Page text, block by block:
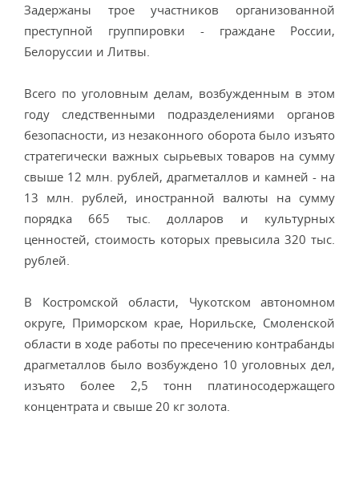
Задержаны трое участников организованной
преступной группировки - граждане России,
Белоруссии и Литвы.
Всего по уголовным делам, возбужденным в этом
году следственными подразделениями органов
безопасности, из незаконного оборота было изъято
стратегически важных сырьевых товаров на сумму
свыше 12 млн. рублей, драгметаллов и камней - на
13 млн. рублей, иностранной валюты на сумму
порядка 665 тыс. долларов и культурных
ценностей, стоимость которых превысила 320 тыс.
рублей.
В Костромской области, Чукотском автономном
округе, Приморском крае, Норильске, Смоленской
области в ходе работы по пресечению контрабанды
драгметаллов было возбуждено 10 уголовных дел,
изъято более 2,5 тонн платиносодержащего
концентрата и свыше 20 кг золота.